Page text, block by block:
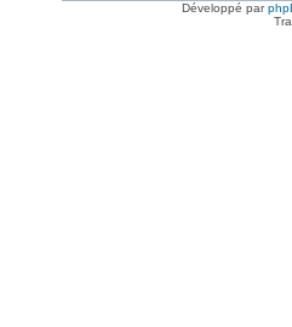
Développé par